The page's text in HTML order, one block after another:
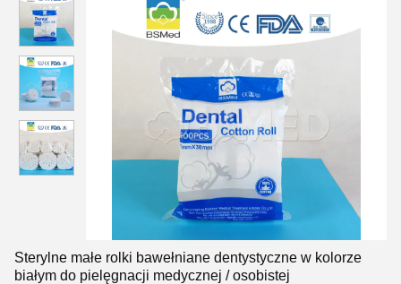
Sterylne małe rolki bawełniane dentystyczne w kolorze
białym do pielęgnacji medycznej / osobistej